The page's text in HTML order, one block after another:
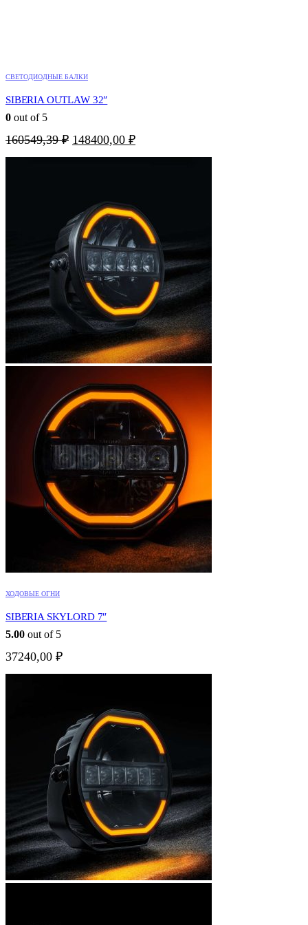
СВЕТОДИОДНЫЕ БАЛКИ
SIBERIA OUTLAW 32″
0 out of 5
160549,39₽ Первоначальная
148400,00 ₽Текущая
ХОДОВЫЕ ОГНИ
SIBERIA SKYLORD 7″
5.00 out of 5
37240,00 ₽